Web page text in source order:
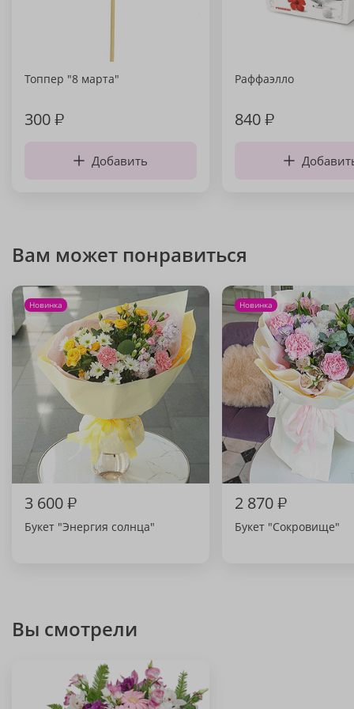
Топпер "8 марта"
300₽
Добавить
Раффаэлло
840₽
Вам может понравиться
Новинка
3 600₽
Букет "Энергия солнца"
Новинка
2 870₽
Букет "Сокровище"
Вы смотрели